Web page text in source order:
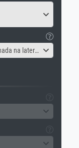
Quadro de lona - Imagem espelhada na lateral